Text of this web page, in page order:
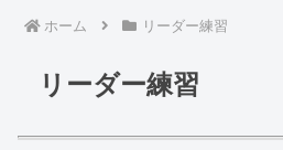
ホーム リーダー練習
リーダー練習